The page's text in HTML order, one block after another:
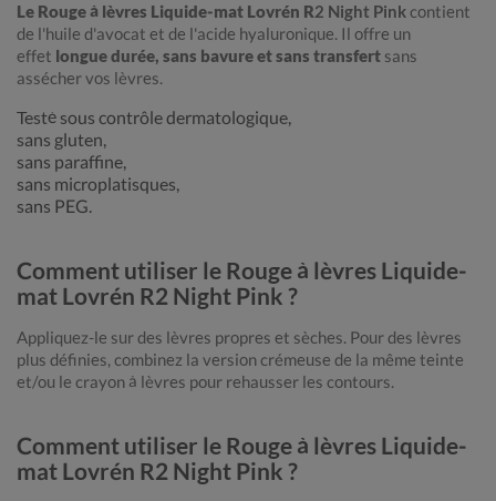
Le Rouge à lèvres Liquide-mat Lovrén R2 Night Pinkcontient
de l'huile d'avocat et de l'acide hyaluronique. Il offre un
effet longue durée, sans bavure et sans transfert sans
assécher vos lèvres.
Testé sous contrôle dermatologique,
sans gluten,
sans paraffine,
sans microplatisques,
sans PEG.
Comment utiliser le Rouge à lèvres Liquide-
mat Lovrén R2 Night Pink ?
Appliquez-le sur des lèvres propres et sèches. Pour des lèvres
plus définies, combinez la version crémeuse de la même teinte
et/ou le crayon à lèvres pour rehausser les contours.
Comment utiliser le Rouge à lèvres Liquide-
mat Lovrén R2 Night Pink ?